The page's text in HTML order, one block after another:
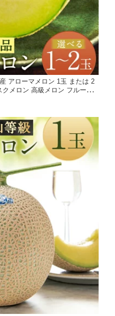
アローマメロン 1玉 または 2
メロン 高級メロン フルーツ
箱入 お取り寄せ 国産 静岡県
～1万8千円【通年受付・発